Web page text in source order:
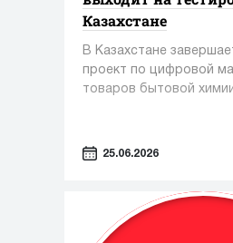
Казахстане
В Казахстане
проект по цифровой
товаров бытовой
25.06.2026